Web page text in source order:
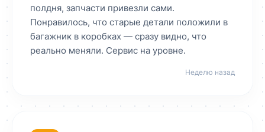
полдня, запчасти привезли сами.
Понравилось, что старые детали положили в
багажник в коробках — сразу видно, что
реально меняли. Сервис на уровне.
Неделю назад